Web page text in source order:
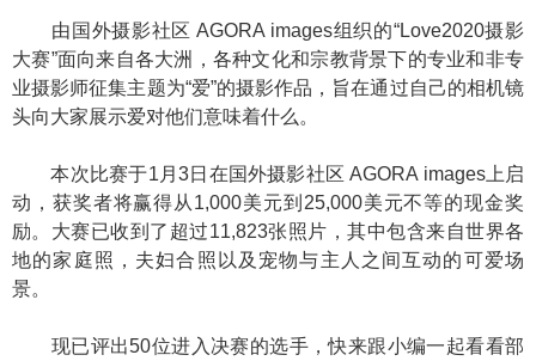
由国外摄影社区 AGORA images组织的“Love2020摄影
大赛”面向来自各大洲，各种文化和宗教背景下的专业和非专
业摄影师征集主题为“爱”的摄影作品，旨在通过自己的相机镜
头向大家展示爱对他们意味着什么。
本次比赛于1月3日在国外摄影社区 AGORA images上启
动，获奖者将赢得从1,000美元到25,000美元不等的现金奖
励。大赛已收到了超过11,823张照片，其中包含来自世界各
地的家庭照，夫妇合照以及宠物与主人之间互动的可爱场
景。
现已评出50位进入决赛的选手，快来跟小编一起看看部